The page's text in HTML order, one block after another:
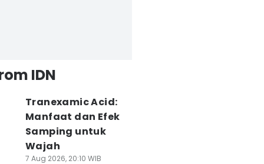
IDN
Tranexamic Acid:
Manfaat dan Efek
Samping untuk
Wajah
7 Aug 2026, 20:10 WIB